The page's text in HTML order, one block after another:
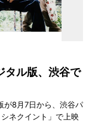
タル版、渋谷で
が8月7日から、渋谷パ
ネクイント」で上映